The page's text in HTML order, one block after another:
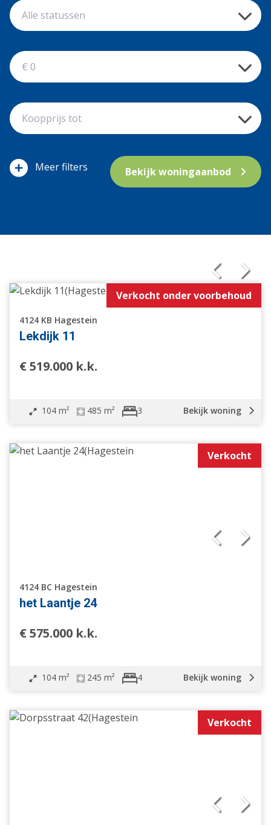
filters
Vrijstaande woning
Verspringend
Woonhuis
Appartement
Nieuwbouw
Bij het water
Bekijk woningaanbod
Verkocht onder voorbehoud
4124 KB Hagestein
Lekdijk 11
€ 519.000 k.k.
104 m² 485 m² 3 Bekijk woning
Verkocht
4124 BC Hagestein
het Laantje 24
€ 575.000 k.k.
104 m² 245 m² 4 Bekijk woning
Verkocht